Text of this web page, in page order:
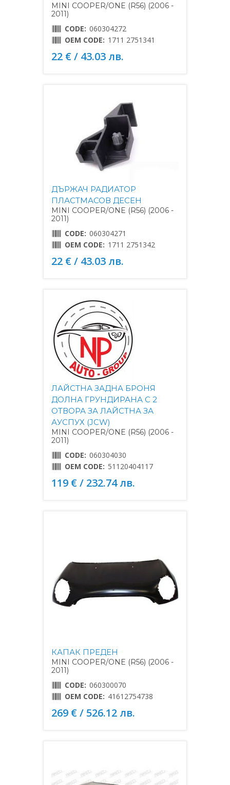
MINI COOPER/ONE (R56) (2006 -
2011)
CODE: 060304272
OEM CODE: 1711 2751341
22 € / 43.03 лв.
ДЪРЖАЧ РАДИАТОР
ПЛАСТМАСОВ ДЕСЕН
MINI COOPER/ONE (R56) (2006 -
2011)
CODE: 060304271
OEM CODE: 1711 2751342
22 € / 43.03 лв.
ЛАЙСТНА ЗАДНА БРОНЯ
ДОЛНА ГРУНДИРАНА С 2
ОТВОРА ЗА ЛАЙСТНА ЗА
АУСПУХ (JCW)
MINI COOPER/ONE (R56) (2006 -
2011)
CODE: 060304030
OEM CODE: 51120404117
119 € / 232.74 лв.
КАПАК ПРЕДЕН
MINI COOPER/ONE (R56) (2006 -
2011)
CODE: 060300070
OEM CODE: 41612754738
269 € / 526.12 лв.